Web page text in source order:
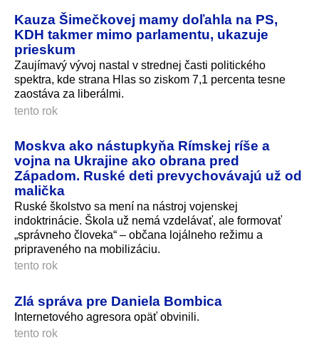
Kauza Šimečkovej mamy doľahla na PS,
KDH takmer mimo parlamentu, ukazuje
prieskum
Zaujímavý vývoj nastal v strednej časti politického
spektra, kde strana Hlas so ziskom 7,1 percenta tesne
zaostáva za liberálmi.
tento rok
Moskva ako nástupkyňa Rímskej ríše a
vojna na Ukrajine ako obrana pred
Západom. Ruské deti prevychovávajú už od
malička
Ruské školstvo sa mení na nástroj vojenskej
indoktrinácie. Škola už nemá vzdelávať, ale formovať
„správneho človeka“ – občana lojálneho režimu a
pripraveného na mobilizáciu.
tento rok
Zlá správa pre Daniela Bombica
Internetového agresora opäť obvinili.
tento rok